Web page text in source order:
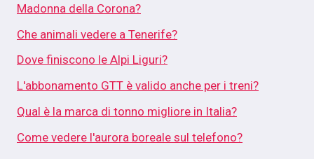
Madonna della Corona?
Che animali vedere a Tenerife?
Dove finiscono le Alpi Liguri?
L'abbonamento GTT è valido anche per i treni?
Qual è la marca di tonno migliore in Italia?
Come vedere l'aurora boreale sul telefono?